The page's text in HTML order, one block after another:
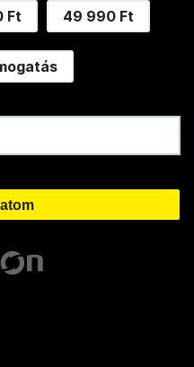
Ft 49 990 Ft